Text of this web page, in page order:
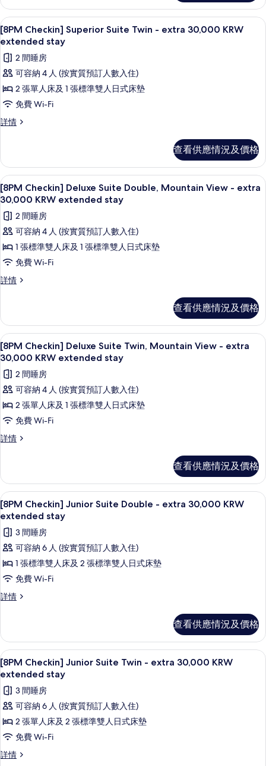
extra
30,000
KRW
extended
stay
的
相
片
Double
extra
30,000
extended
stay
情
載
入
所
有
[8PM
Checkin]
Superior
Suite
extra
30,000
KRW
extended
stay
的
相
片
55 吋平面電視連有線電視頻道、電視
1
[8PM Checkin] Superior Suite Twin - extra 30,000 KRW
extended stay
2 間睡房
可容納 4 人 (按實質預訂人數入住)
2 張單人床及 1 張標準雙人日式床墊
免費 Wi-Fi
詳情
[8PM
Twin
extra
30,000
KRW
extended
stay
情
查看供應情況及價格
載
入
所
有
[8PM
Checkin]
Deluxe
Suite
View
-
extra
30,000
KRW
extended
stay
的
相
1
[8PM Checkin] Deluxe Suite Double, Mountain View - extra
30,000 KRW extended stay
2 間睡房
可容納 4 人 (按實質預訂人數入住)
1 張標準雙人床及 1 張標準雙人日式床墊
免費 Wi-Fi
詳情
[8PM
Double,
Mountain
View
-
extra
30,000
KRW
extended
stay
詳
查看供應情況及價格
載
入
所
有
[8PM
Checkin]
Deluxe
Suite
View
-
extra
30,000
KRW
extended
stay
的
相
55 吋平面電視連有線電視頻道、電視
1
[8PM Checkin] Deluxe Suite Twin, Mountain View - extra
30,000 KRW extended stay
2 間睡房
可容納 4 人 (按實質預訂人數入住)
2 張單人床及 1 張標準雙人日式床墊
免費 Wi-Fi
詳情
[8PM
Twin,
Mountain
View
-
30,000
KRW
extended
stay
詳
查看供應情況及價格
載
入
所
有
[8PM
Checkin]
Junior
Suite
extra
30,000
KRW
extended
stay
的
相
片
55 吋平面電視連有線電視頻道、電視
1
[8PM Checkin] Junior Suite Double - extra 30,000 KRW
extended stay
3 間睡房
可容納 6 人 (按實質預訂人數入住)
1 張標準雙人床及 2 張標準雙人日式床墊
免費 Wi-Fi
詳情
[8PM
Double
extra
30,000
extended
stay
情
查看供應情況及價格
載
入
所
有
[8PM
Checkin]
Junior
Suite
55 吋平面電視連有線電視頻道、電視
1
[8PM Checkin] Junior Suite Twin - extra 30,000 KRW
extended stay
3 間睡房
可容納 6 人 (按實質預訂人數入住)
2 張單人床及 2 張標準雙人日式床墊
免費 Wi-Fi
詳情
[8PM